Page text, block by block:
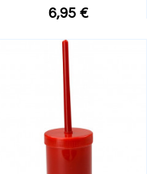
6,95 €